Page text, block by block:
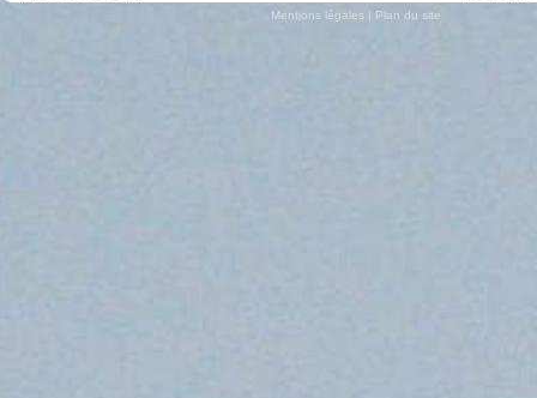
Mentions légales | Plan du site